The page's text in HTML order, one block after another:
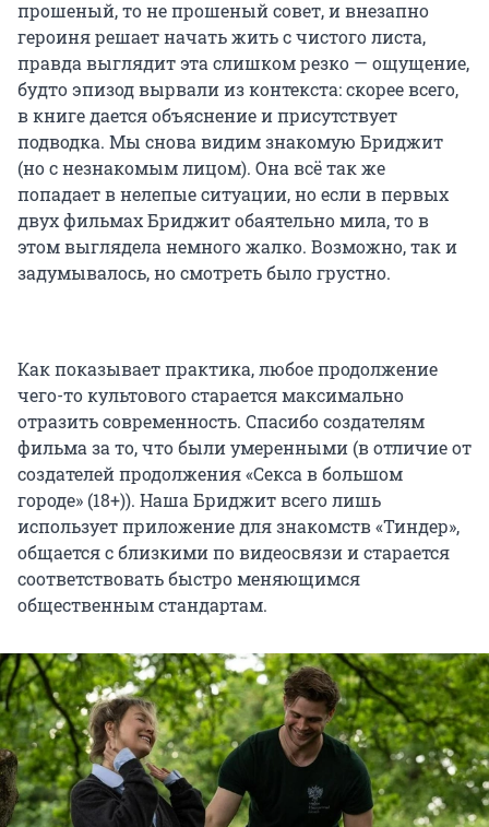
прошеный, то не прошеный совет, и внезапно
героиня решает начать жить с чистого листа,
правда выглядит эта слишком резко — ощущение,
будто эпизод вырвали из контекста: скорее всего,
в книге дается объяснение и присутствует
подводка. Мы снова видим знакомую Бриджит
(но с незнакомым лицом). Она всё так же
попадает в нелепые ситуации, но если в первых
двух фильмах Бриджит обаятельно мила, то в
этом выглядела немного жалко. Возможно, так и
задумывалось, но смотреть было грустно.
Как показывает практика, любое продолжение
чего-то культового старается максимально
отразить современность. Спасибо создателям
фильма за то, что были умеренными (в отличие от
создателей продолжения «Секса в большом
городе» (18+)). Наша Бриджит всего лишь
использует приложение для знакомств «Тиндер»,
общается с близкими по видеосвязи и старается
соответствовать быстро меняющимся
общественным стандартам.